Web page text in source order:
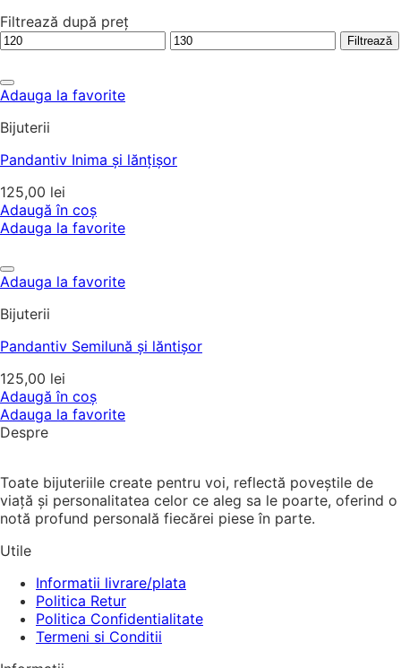
Filtrează după preț
Preț
Preț
Filtrează
Adauga la favorite
Bijuterii
Pandantiv Inima și lănțișor
125,00 lei
Adaugă în coș
Adauga la favorite
Adauga la favorite
Bijuterii
Pandantiv Semilună și lăntișor
125,00 lei
Adaugă în coș
Adauga la favorite
Despre
Toate bijuteriile create pentru voi, reflectă poveștile de
viață și personalitatea celor ce aleg sa le poarte, oferind o
notă profund personală fiecărei piese în parte.
Utile
Informatii livrare/plata
Politica Retur
Politica Confidentialitate
Termeni si Conditii